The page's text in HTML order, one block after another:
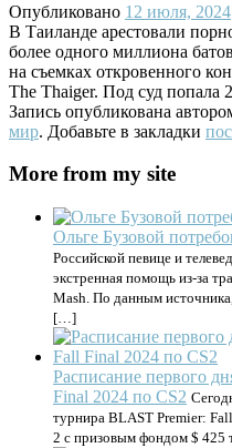
Опубликовано 12 июля, 2024
В Таиланде арестовали
более одного миллиона
на съемках откровенного
The Thaiger. Под суд попала
Запись опубликована
мир. Добавьте в закладки
More from my site
Ольге Бузовой
Российской певице и
экстренная помощь из-за
Mash. По данным
[…]
Расписание первого
Final 2024 по CS2
турнира BLAST Premier:
2 с призовым фондом $ 425